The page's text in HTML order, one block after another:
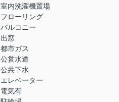
室内洗濯機置場
フローリング
バルコニー
出窓
都市ガス
公営水道
公共下水
エレベーター
電気有